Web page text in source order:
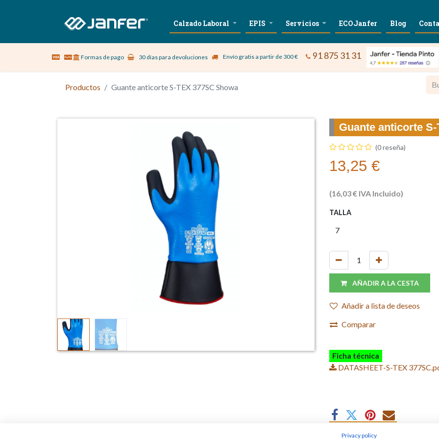
Sobre nosotros Vestuario Laboral Calzado Laboral EPIS Servicios ECOJanfer Blog
Formas de pago 30 días para devoluciones Envío gratis a partir de 300 € 91 875 31 31
Productos Guante anticorte S-TEX 377SC Showa
Guante anticorte
(0 reseña)
13,25 €
(16,03€ IVA Incluido)
TALLA
AÑADIR A LA CESTA
Añadir a lista de deseos
Comparar
Ficha técnica
DATASHEET-S-TEX
Privacy policy